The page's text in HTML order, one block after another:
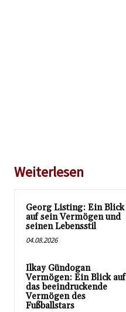
Weiterlesen
Georg Listing: Ein Blick
auf sein Vermögen und
seinen Lebensstil
04.08.2026
Ilkay Gündogan
Vermögen: Ein Blick auf
das beeindruckende
Vermögen des
Fußballstars